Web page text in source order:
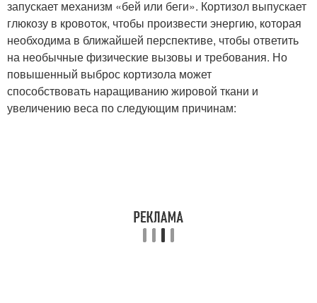
запускает механизм «бей или беги». Кортизол выпускает
глюкозу в кровоток, чтобы произвести энергию, которая
необходима в ближайшей перспективе, чтобы ответить
на необычные физические вызовы и требования. Но
повышенный выброс кортизола может
способствовать наращиванию жировой ткани и
увеличению веса по следующим причинам: